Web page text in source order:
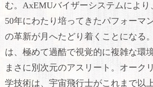
む。AxEMUバイザーシステムによ
50年にわたり培ってきたパフォーマ
の革新が月へたどり着くことになる
は、極めて過酷で視覚的に複雑な環
まさに別次元のアスリート。オーク
学技術は、宇宙飛行士がこれまで以